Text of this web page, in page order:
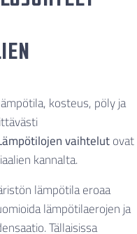
kosteus, pöly ja
vaihtelutovat
kannalta.
lämpötila eroaa
lämpötilaerojen ja
Tällaisissa